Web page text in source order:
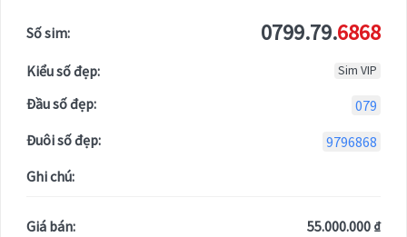
Số sim: 0799.79.6868
Kiểu số đẹp: Sim VIP
Đầu số đẹp:
079
Đuôi số đẹp:
9796868
Ghi chú:
Giá bán: 55.000.000 ₫